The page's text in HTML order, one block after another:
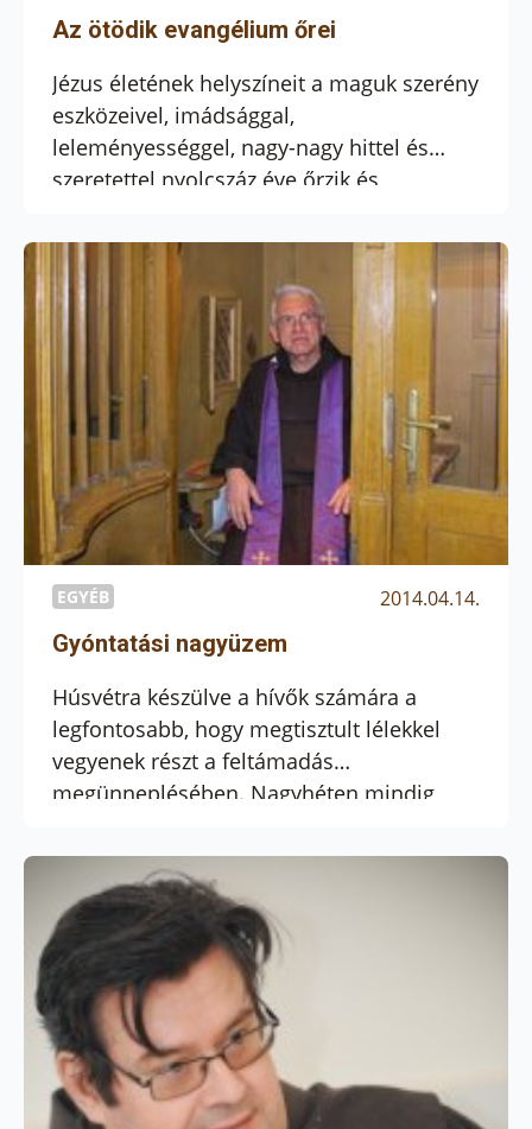
Az ötödik evangélium őrei
Jézus életének helyszíneit a maguk szerény
eszközeivel, imádsággal,
leleményességgel, nagy-nagy hittel és
szeretettel nyolcszáz éve őrzik és
mint ötven szent helyen vannak jelen
Szent Ferenc fiai Egyiptomtól Szíriáig
mindenfelé a Szentföldön, amelyet VI. Pál
pápa találóan az ötödik evangéliumnak
nevezett.
EGYÉB 2014.04.14.
Gyóntatási nagyüzem
Húsvétra készülve a hívők számára a
legfontosabb, hogy megtisztult lélekkel
vegyenek részt a feltámadás
megünneplésében. Nagyhéten mindig
a pesti ferenceseknél hat, a Margit körúti
rendházban pedig kettő-négy pap áll a
hívek rendelkezésére ezen a héten a déli
órákat kivéve egész nap.